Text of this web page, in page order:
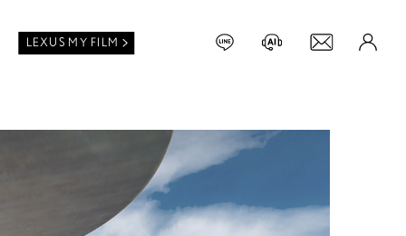
LEXUS MY FILM